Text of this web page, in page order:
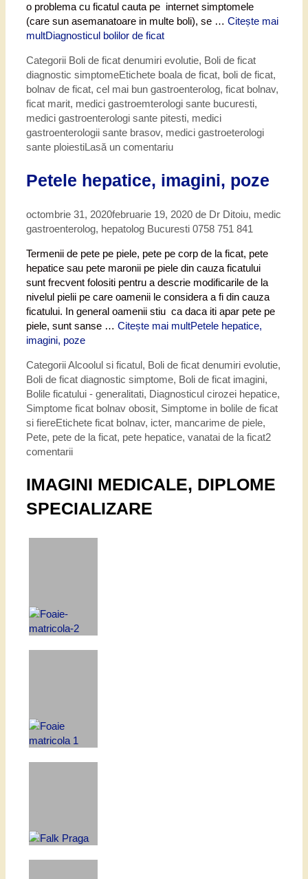
o problema cu ficatul cauta pe internet simptomele
(care sun asemanatoare in multe boli), se … Citește mai
multDiagnosticul bolilor de ficat
Categorii Boli de ficat denumiri evolutie, Boli de ficat
diagnostic simptomeEtichete boala de ficat, boli de ficat,
bolnav de ficat, cel mai bun gastroenterolog, ficat bolnav,
ficat marit, medici gastroemterologi sante bucuresti,
medici gastroenterologi sante pitesti, medici
gastroenterologii sante brasov, medici gastroeterologi
sante ploiestiLasă un comentariu
Petele hepatice, imagini, poze
octombrie 31, 2020februarie 19, 2020 de Dr Ditoiu, medic
gastroenterolog, hepatolog Bucuresti 0758 751 841
Termenii de pete pe piele, pete pe corp de la ficat, pete
hepatice sau pete maronii pe piele din cauza ficatului
sunt frecvent folositi pentru a descrie modificarile de la
nivelul pielii pe care oamenii le considera a fi din cauza
ficatului. In general oamenii stiu ca daca iti apar pete pe
piele, sunt sanse … Citește mai multPetele hepatice,
imagini, poze
CategoriiAlcoolul si ficatul, Boli de ficat denumiri evolutie,
Boli de ficat diagnostic simptome, Boli de ficat imagini,
Bolile ficatului - generalitati, Diagnosticul cirozei hepatice,
Simptome ficat bolnav obosit, Simptome in bolile de ficat
si fiereEtichete ficat bolnav, icter, mancarime de piele,
Pete, pete de la ficat, pete hepatice, vanatai de la ficat2
comentarii
IMAGINI MEDICALE, DIPLOME
SPECIALIZARE